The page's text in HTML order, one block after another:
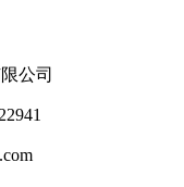
公司